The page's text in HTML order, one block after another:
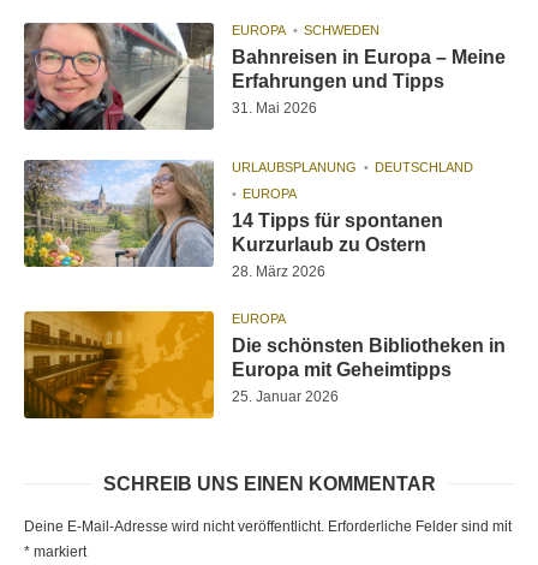
EUROPA SCHWEDEN
Bahnreisen in Europa – Meine
Erfahrungen und Tipps
31. Mai 2026
URLAUBSPLANUNG
DEUTSCHLAND
EUROPA
14 Tipps für spontanen
Kurzurlaub zu Ostern
28. März 2026
EUROPA
Die schönsten Bibliotheken in
Europa mit Geheimtipps
25. Januar 2026
SCHREIB UNS EINEN KOMMENTAR
Deine E-Mail-Adresse wird nicht veröffentlicht. Erforderliche Felder sind mit
* markiert